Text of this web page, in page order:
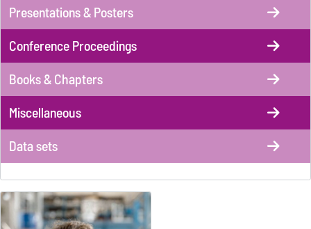
Presentations & Posters
Conference Proceedings
Books & Chapters
Miscellaneous
Data sets